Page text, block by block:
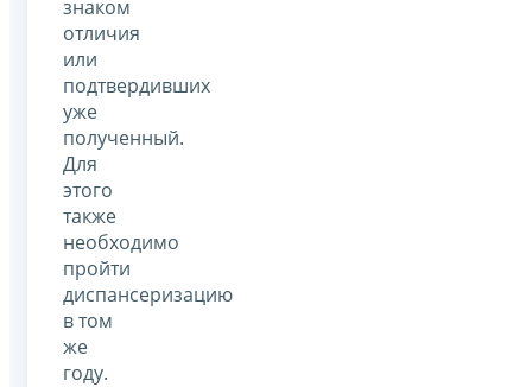
знаком
отличия
или
подтвердивших
уже
полученный.
Для
этого
также
необходимо
пройти
диспансеризацию
в том
же
году.